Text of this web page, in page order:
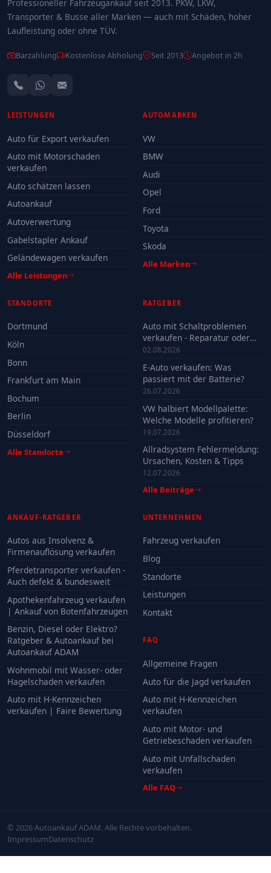
Professioneller Fahrzeugankauf seit 2013. PKW, LKW,
Transporter & Busse aller Marken — auch mit Schäden, hoher
Laufleistung oder ohne TÜV.
Barzahlung Kostenlose Abholung Seit 2013 Angebot in 2h
LEISTUNGEN
Auto für Export verkaufen
Auto mit Motorschaden
verkaufen
Auto schätzen lassen
Autoankauf
Autoverwertung
Gabelstapler Ankauf
Geländewagen verkaufen
Alle Leistungen
AUTOMARKEN
VW
BMW
Audi
Opel
Ford
Toyota
Skoda
Alle Marken
STANDORTE
Dortmund
Köln
Bonn
Frankfurt am Main
Bochum
Berlin
Düsseldorf
Alle Standorte
RATGEBER
Auto mit Schaltproblemen
verkaufen - Reparatur oder
Verkauf?
02.08.2026
E-Auto verkaufen: Was
passiert mit der Batterie?
26.07.2026
VW halbiert Modellpalette:
Welche Modelle profitieren?
19.07.2026
Allradsystem Fehlermeldung:
Ursachen, Kosten & Tipps
12.07.2026
Alle Beiträge
ANKAUF-RATGEBER
Autos aus Insolvenz &
Firmenauflösung verkaufen
Pferdetransporter verkaufen -
Auch defekt & bundesweit
Apothekenfahrzeug verkaufen
| Ankauf von Botenfahrzeugen
Benzin, Diesel oder Elektro?
Ratgeber & Autoankauf bei
Autoankauf ADAM
Wohnmobil mit Wasser- oder
Hagelschaden verkaufen
Auto mit H-Kennzeichen
verkaufen | Faire Bewertung
UNTERNEHMEN
Fahrzeug verkaufen
Blog
Standorte
Leistungen
Kontakt
FAQ
Allgemeine Fragen
Auto für die Jagd verkaufen
Auto mit H-Kennzeichen
verkaufen
Auto mit Motor- und
Getriebeschaden verkaufen
Auto mit Unfallschaden
verkaufen
Alle FAQ
© 2026 Autoankauf ADAM. Alle Rechte vorbehalten.
ImpressumDatenschutz